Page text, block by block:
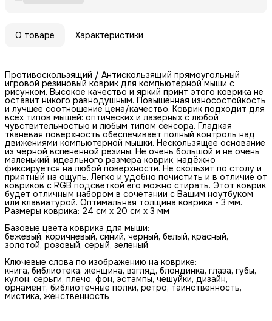
О товаре Характеристики
Противоскользящий / Антискользящий прямоугольный
игровой резиновый коврик для компьютерной мыши с
рисунком. Высокое качество и яркий принт этого коврика не
оставит никого равнодушным. Повышенная износостойкость
и лучшее соотношение цена/качество. Коврик подходит для
всех типов мышей: оптических и лазерных с любой
чувствительностью и любым типом сенсора. Гладкая
тканевая поверхность обеспечивает полный контроль над
движениями компьютерной мышки. Нескользящее основание
из чёрной вспененной резины. Не очень большой и не очень
маленький, идеального размера коврик, надёжно
фиксируется на любой поверхности. Не скользит по столу и
приятный на ощупь. Легко и удобно почистить и в отличие от
ковриков с RGB подсветкой его можно стирать. Этот коврик
будет отличным набором в сочетании с Вашим ноутбуком
или клавиатурой. Оптимальная толщина коврика - 3 мм.
Размеры коврика: 24 см x 20 см x 3 мм
Базовые цвета коврика для мыши:
бежевый, коричневый, синий, черный, белый, красный,
золотой, розовый, серый, зеленый
Ключевые слова по изображению на коврике:
книга, библиотека, женщина, взгляд, блондинка, глаза, губы,
кулон, серьги, плечо, фон, эстампы, чешуйки, дизайн,
орнамент, библиотечные полки, ретро, таинственность,
мистика, женственность